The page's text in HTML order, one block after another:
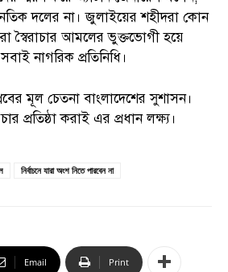
দলের না। জুলাইয়ের শহীদরা কোন
স্বৈরাচার আমলের ভুক্তভোগী হয়ে
নাগরিক প্রতিনিধি।
মূল চেতনা বাংলাদেশের সুশাসন।
প্রতিষ্ঠা করাই এর প্রধান লক্ষ্য।
নির্বাচনে যারা অংশ নিতে পারবেন না
Email Print